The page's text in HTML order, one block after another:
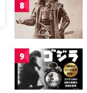
8
9